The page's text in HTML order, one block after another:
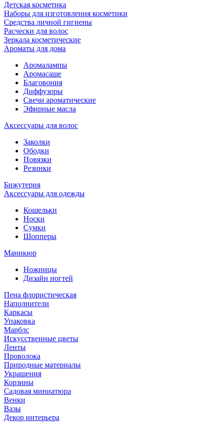
Детская косметика
Наборы для изготовления косметики
Средства личной гигиены
Расчески для волос
Зеркала косметические
Ароматы для дома
Аромалампы
Аромасаше
Благовония
Диффузоры
Свечи ароматические
Эфирные масла
Аксессуары для волос
Заколки
Ободки
Повязки
Резинки
Бижутерия
Аксессуары для одежды
Кошельки
Носки
Сумки
Шопперы
Маникюр
Ножницы
Дизайн ногтей
Пена флористическая
Наполнители
Каркасы
Упаковка
Марблс
Искусственные цветы
Ленты
Проволока
Природные материалы
Украшения
Корзины
Садовая миниатюра
Венки
Вазы
Декор интерьера